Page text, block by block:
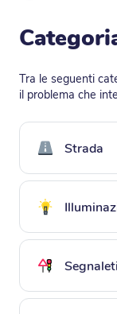
Stai iniziando una
Tra le seguenti
il problema che
strada